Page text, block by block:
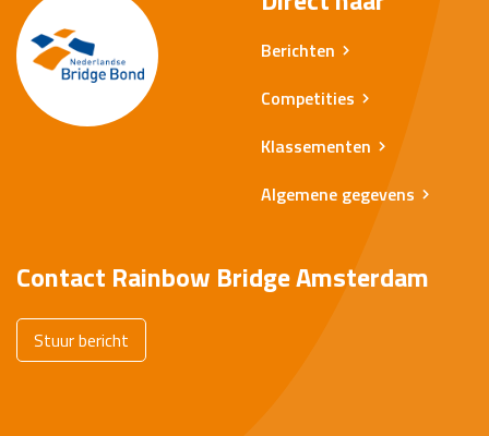
Berichten
Competities
Klassementen
Algemene gegevens
Contact Rainbow Bridge Amsterdam
Stuur bericht